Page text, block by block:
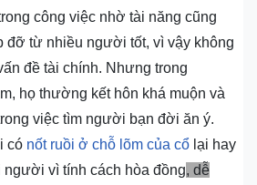
công việc nhờ tài năng cũng
đỡ từ nhiều người tốt, vì vậy không
đề tài chính. Nhưng trong
họ thường kết hôn khá muộn và
việc tìm người bạn đời ăn ý.
có nốt ruồi ở chỗ lõm của cổ lại hay
vì tính cách hòa đồng, dễ